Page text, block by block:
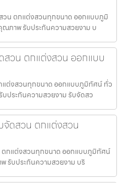
วน ตกแต่งสวนทุกขนาด ออกแบบภูมิ
ณภาพ รับประกันความสวยงาม บ
วน ตกแต่งสวน ออกแบบ
ต่งสวนทุกขนาด ออกแบบภูมิทัศน์ ทั่ว
บประกันความสวยงาม รับจัดสว
ดสวน ตกแต่งสวน
กแต่งสวนทุกขนาด ออกแบบภูมิทัศน์
รับประกันความสวยงาม บริ